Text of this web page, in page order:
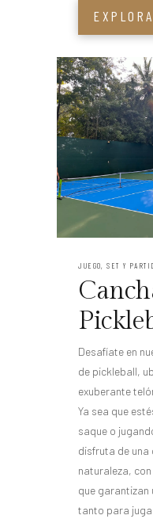
JUEGO, SET Y
Desafíate en
de pickleball,
exuberante
Ya sea que
saque o
disfruta de una
naturaleza,
que garantizan
tanto para